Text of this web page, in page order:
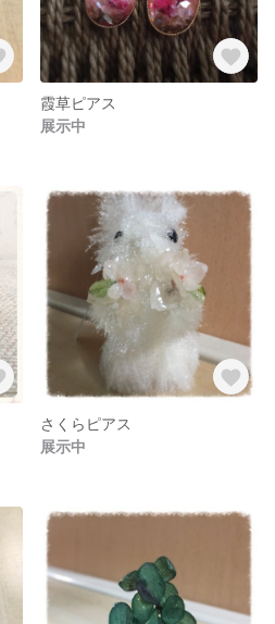
霞草ピアス
展示中
さくらピアス
展示中